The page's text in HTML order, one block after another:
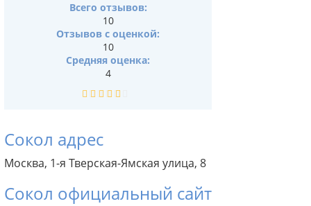
Сокол адрес
Москва, 1-я Тверская-Ямская улица, 8
Сокол официальный сайт
Всего отзывов:
10
Отзывов с оценкой:
10
Средняя оценка:
4